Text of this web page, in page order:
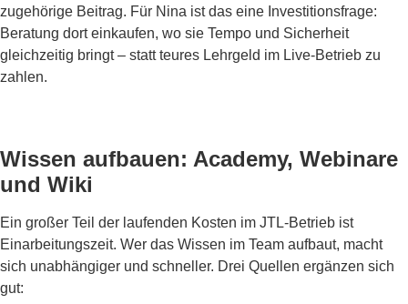
zugehörige Beitrag. Für Nina ist das eine Investitionsfrage:
Beratung dort einkaufen, wo sie Tempo und Sicherheit
gleichzeitig bringt – statt teures Lehrgeld im Live-Betrieb zu
zahlen.
Wissen aufbauen: Academy, Webinare
und Wiki
Ein großer Teil der laufenden Kosten im JTL-Betrieb ist
Einarbeitungszeit. Wer das Wissen im Team aufbaut, macht
sich unabhängiger und schneller. Drei Quellen ergänzen sich
gut: